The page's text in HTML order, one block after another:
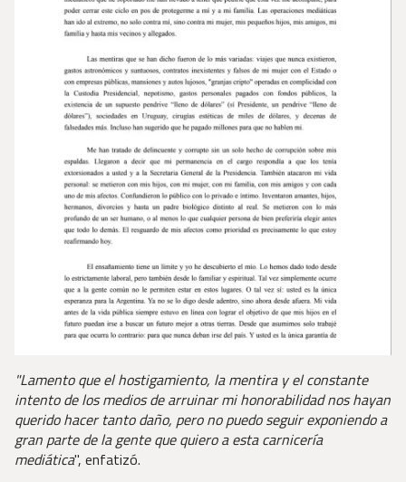
"Lamento que el hostigamiento, la mentira y el constante
intento de los medios de arruinar mi honorabilidad nos hayan
querido hacer tanto daño, pero no puedo seguir exponiendo a
gran parte de la gente que quiero a esta carnicería
mediática", enfatizó.